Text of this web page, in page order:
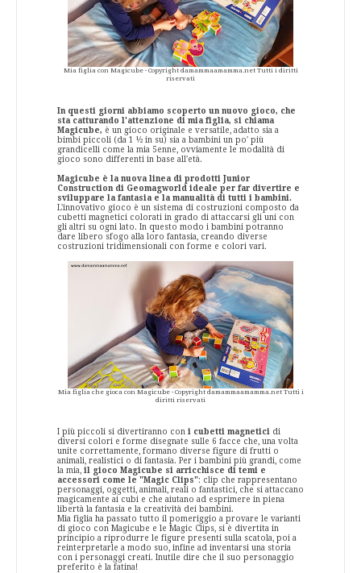
Mia figlia con Magicube - Copyright damammaamamma.net Tutti i diritti
riservati
In questi giorni abbiamo scoperto un nuovo gioco, che
sta catturando l'attenzione di mia figlia, si chiama
Magicube, è un gioco originale e versatile, adatto sia a
bimbi piccoli (da 1 ½ in su) sia a bambini un po' più
grandicelli come la mia 5enne, ovviamente le modalità di
gioco sono differenti in base all'età.
Magicube è la nuova linea di prodotti Junior
Construction di Geomagworld ideale per far divertire e
sviluppare la fantasia e la manualità di tutti i bambini.
L'innovativo gioco è un sistema di costruzioni composto da
cubetti magnetici colorati in grado di attaccarsi gli uni con
gli altri su ogni lato. In questo modo i bambini potranno
dare libero sfogo alla loro fantasia, creando diverse
costruzioni tridimensionali con forme e colori vari.
Mia figlia che gioca con Magicube - Copyright damammaamamma.net Tutti i
diritti riservati
I più piccoli si divertiranno con i cubetti magnetici di
diversi colori e forme disegnate sulle 6 facce che, una volta
unite correttamente, formano diverse figure di frutti o
animali, realistici o di fantasia. Per i bambini più grandi, come
la mia, il gioco Magicube si arricchisce di temi e
accessori come le "Magic Clips": clip che rappresentano
personaggi, oggetti, animali, reali o fantastici, che si attaccano
magicamente ai cubi e che aiutano ad esprimere in piena
libertà la fantasia e la creatività dei bambini.
Mia figlia ha passato tutto il pomeriggio a provare le varianti
di gioco con Magicube e le Magic Clips, si è divertita in
principio a riprodurre le figure presenti sulla scatola, poi a
reinterpretarle a modo suo, infine ad inventarsi una storia
con i personaggi creati. Inutile dire che il suo personaggio
preferito è la fatina!